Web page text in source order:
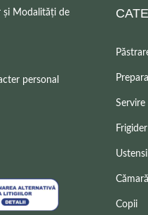
și Modalități de
personal
Servire
Frigider
Cămară
Copii